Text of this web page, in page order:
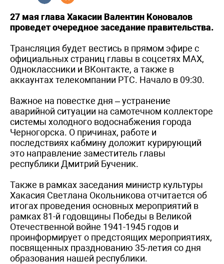
27 мая глава Хакасии Валентин Коновалов
проведет очередное заседание правительства.
Трансляция будет вестись в прямом эфире с
официальных страниц главы в соцсетях МАХ,
Одноклассники и ВКонтакте, а также в
аккаунтах телекомпании РТС. Начало в 09:30.
Важное на повестке дня – устранение
аварийной ситуации на самотечном коллекторе
системы холодного водоснабжения города
Черногорска. О причинах, работе и
последствиях кабмину доложит курирующий
это направление заместитель главы
республики Дмитрий Бученик.
Также в рамках заседания министр культуры
Хакасия Светлана Окольникова отчитается об
итогах проведения основных мероприятий в
рамках 81-й годовщины Победы в Великой
Отечественной войне 1941-1945 годов и
проинформирует о предстоящих мероприятиях,
посвященных празднованию 35-летия со дня
образования нашей республики.